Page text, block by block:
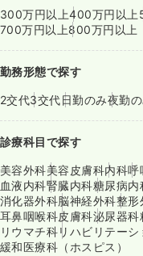
300万円以上400万円以上
700万円以上800万円以上
勤務形態で探す
2交代3交代日勤のみ夜勤
診療科目で探す
美容外科美容皮膚科内科呼
血液内科腎臓内科糖尿病内
消化器外科脳神経外科整形
耳鼻咽喉科皮膚科泌尿器科
リウマチ科リハビリテーシ
緩和医療科（ホスピス）